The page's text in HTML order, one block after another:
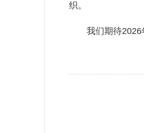
织。
我们期待2026年